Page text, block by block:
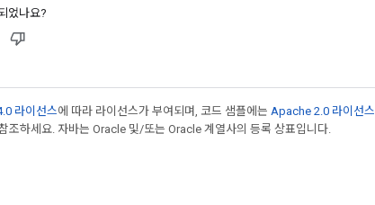
었나요?
라이선스에 따라 라이선스가 부여되며, 코드 샘플에는 Apache 2.0 라이선스
조하세요. 자바는 Oracle 및/또는 Oracle 계열사의 등록 상표입니다.